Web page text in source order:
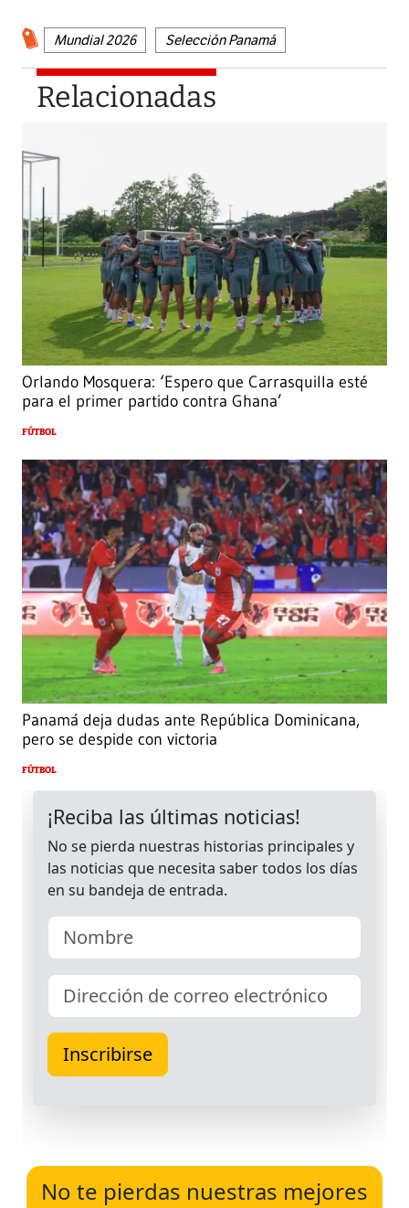
Mundial 2026 Selección Panamá
Relacionadas
Orlando Mosquera: ‘Espero que Carrasquilla esté
para el primer partido contra Ghana’
FÚTBOL
Panamá deja dudas ante República Dominicana,
pero se despide con victoria
FÚTBOL
No te pierdas nuestras mejores